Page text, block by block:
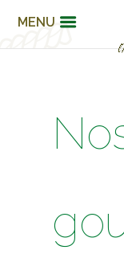
MENU